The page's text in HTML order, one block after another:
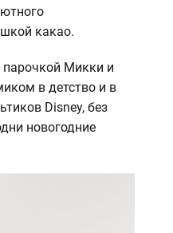
какао.
Микки и
в детство и в
Disney, без
новогодние